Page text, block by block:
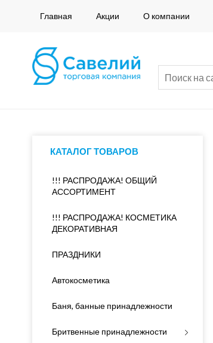
Главная Акции О компании
КАТАЛОГ ТОВАРОВ
!!! РАСПРОДАЖА! ОБЩИЙ
АССОРТИМЕНТ
!!! РАСПРОДАЖА! КОСМЕТИКА
ДЕКОРАТИВНАЯ
ПРАЗДНИКИ
Автокосметика
Баня, банные принадлежности
Бритвенные принадлежности